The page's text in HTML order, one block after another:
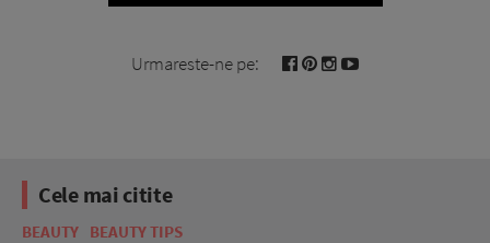
Urmareste-ne pe:
Cele mai citite
BEAUTY BEAUTY TIPS